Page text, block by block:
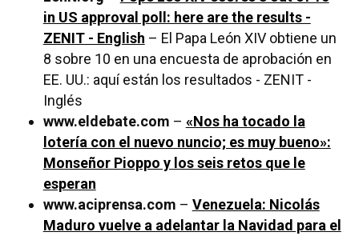
in US approval poll: here are the results -
ZENIT - English – El Papa León XIV obtiene un
8 sobre 10 en una encuesta de aprobación en
EE. UU.: aquí están los resultados - ZENIT -
Inglés
www.eldebate.com – «Nos ha tocado la
lotería con el nuevo nuncio; es muy bueno»:
Monseñor Pioppo y los seis retos que le
esperan
www.aciprensa.com – Venezuela: Nicolás
Maduro vuelve a adelantar la Navidad para el